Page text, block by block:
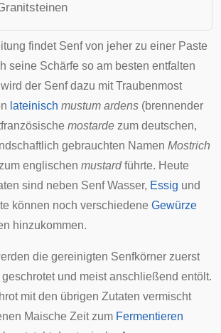
findet Senf von jeher zu einer Paste
seine Schärfe so am besten entfalten
der Senf dazu mitTraubenmost
lateinisch mustum ardens (brennender
mostarde zum deutschen,
gebrauchten Namen Mostrich
englischen mustardführte. Heute
sind neben Senf Wasser, Essig und
können noch verschiedene Gewürze
hinzukommen.
die gereinigten Senfkörner zuerst
und meist anschließend entölt.
mit den übrigen Zutaten vermischt
Maische Zeit zum Fermentieren